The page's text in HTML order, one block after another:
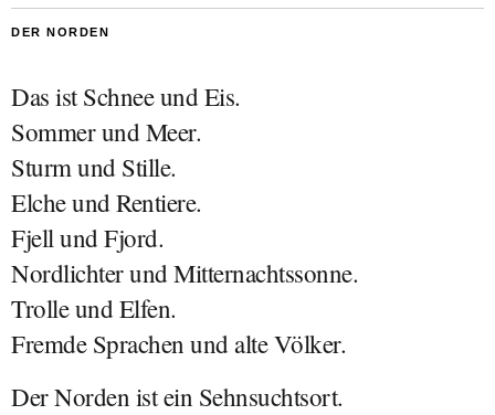
DER NORDEN
Das ist Schnee und Eis.
Sommer und Meer.
Sturm und Stille.
Elche und Rentiere.
Fjell und Fjord.
Nordlichter und Mitternachtssonne.
Trolle und Elfen.
Fremde Sprachen und alte Völker.
Der Norden ist ein Sehnsuchtsort.